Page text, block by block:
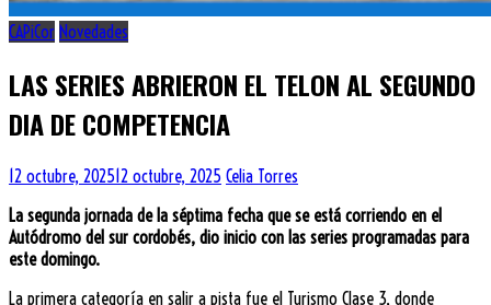
CAPiCor Novedades
LAS SERIES ABRIERON EL TELON AL SEGUNDO
DIA DE COMPETENCIA
12 octubre, 202512 octubre, 2025 Celia Torres
La segunda jornada de la séptima fecha que se está corriendo en el
Autódromo del sur cordobés, dio inicio con las series programadas para
este domingo.
La primera categoría en salir a pista fue el Turismo Clase 3, donde